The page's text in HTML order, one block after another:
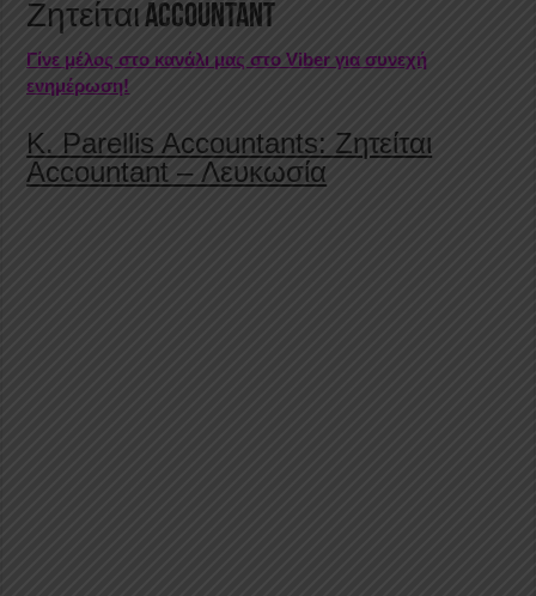
Ζητείται Accountant
Γίνε μέλος στο κανάλι μας στο Viber για συνεχή
ενημέρωση!
K. Parellis Accountants: Ζητείται
Accountant – Λευκωσία